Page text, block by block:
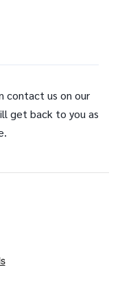
contact us on our
get back to you as